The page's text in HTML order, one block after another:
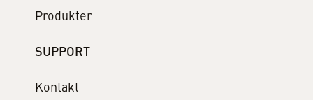
Produkter
SUPPORT
Kontakt